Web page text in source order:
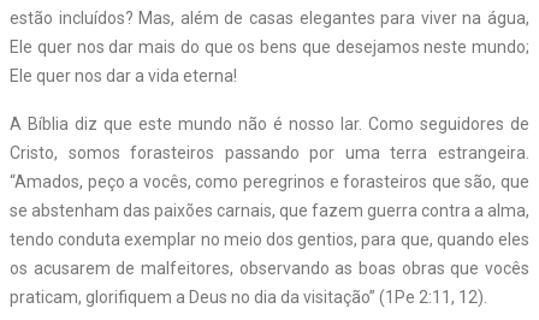
estão incluídos? Mas, além de casas elegantes para viver na água,
Ele quer nos dar mais do que os bens que desejamos neste mundo;
Ele quer nos dar a vida eterna!
A Bíblia diz que este mundo não é nosso lar. Como seguidores de
Cristo, somos forasteiros passando por uma terra estrangeira.
“Amados, peço a vocês, como peregrinos e forasteiros que são, que
se abstenham das paixões carnais, que fazem guerra contra a alma,
tendo conduta exemplar no meio dos gentios, para que, quando eles
os acusarem de malfeitores, observando as boas obras que vocês
praticam, glorifiquem a Deus no dia da visitação” (1Pe 2:11, 12).